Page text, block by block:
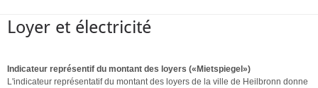
Loyer et électricité
Indicateur représentif du montant des loyers («Mietspiegel»)
L'indicateur représentatif du montant des loyers de la ville de Heilbronn donne